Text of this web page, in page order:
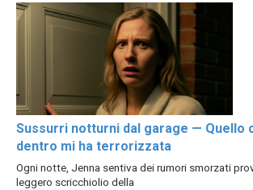
Sussurri notturni dal garage — Quello
dentro mi ha terrorizzata
Ogni notte, Jenna sentiva dei rumori smorzati
leggero scricchiolio della